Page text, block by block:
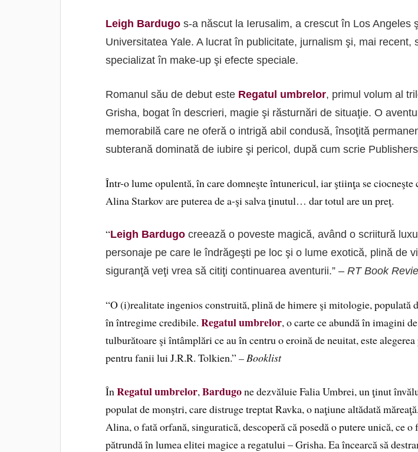
Leigh Bardugo s-a născut la Ierusalim, a crescut în Los Angeles
Universitatea Yale. A lucrat în publicitate, jurnalism şi, mai recent,
specializat în make-up şi efecte speciale.
Romanul său de debut este Regatul umbrelor, primul volum al
Grisha, bogat în descrieri, magie şi răsturnări de situaţie. O
memorabilă care ne oferă o intrigă abil condusă, însoţită
subterană dominată de iubire şi pericol, după cum scrie
Într-o lume opulentă, în care domneşte întunericul, iar ştiinţa se ciocneşte
Alina Starkov are puterea de a-şi salva ţinutul… dar totul are un preţ.
“Leigh Bardugo creează o poveste magică, având o scriitură
personaje pe care le îndrăgeşti pe loc şi o lume exotică, plină de
siguranţă veţi vrea să citiţi continuarea aventurii.” –RT Book
“O (i)realitate ingenios construită, plină de himere şi mitologie, populată
în întregime credibile.Regatul umbrelor, o carte ce abundă în imagini
tulburătoare şi întâmplări ce au în centru o eroină de neuitat, este alegerea
pentru fanii lui J.R.R. Tolkien.” – Booklist
ÎnRegatul umbrelor,Bardugone dezvăluie Falia Umbrei, un ţinut
populat de monştri, care distruge treptat Ravka, o naţiune altădată măreaţă.
Alina, o fată orfană, singuratică, descoperă că posedă o putere unică, ce o
pătrundă în lumea elitei magice a regatului – Grisha. Ea încearcă să